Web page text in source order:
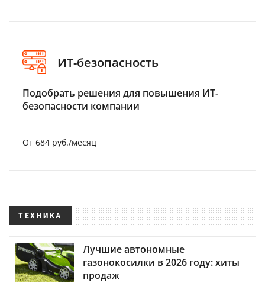
ИТ-безопасность
Подобрать решения для повышения ИТ-
безопасности компании
От 684 руб./месяц
ТЕХНИКА
Лучшие автономные
газонокосилки в 2026 году: хиты
продаж